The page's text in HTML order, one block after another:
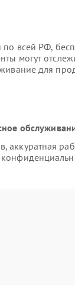
всей РФ,
могут
для
аккуратная